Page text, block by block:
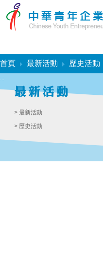
首頁 最新活動 歷史活動
:::
> 最新活動
> 歷史活動